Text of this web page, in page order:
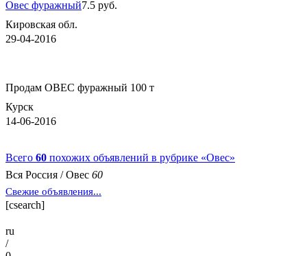
Овес фуражный7.5 руб.
Кировская обл.
29-04-2016
Продам ОВЕС фуражный 100 т
Курск
14-06-2016
Всего 60 похожих объявлений в рубрике «Овес»
Вся Россия /Овес 60
Свежие объявления...
[csearch]
ru
/